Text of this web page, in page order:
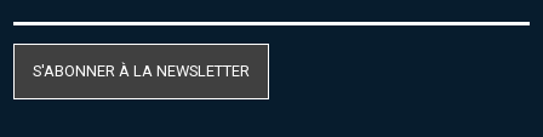
S'ABONNER À LA NEWSLETTER